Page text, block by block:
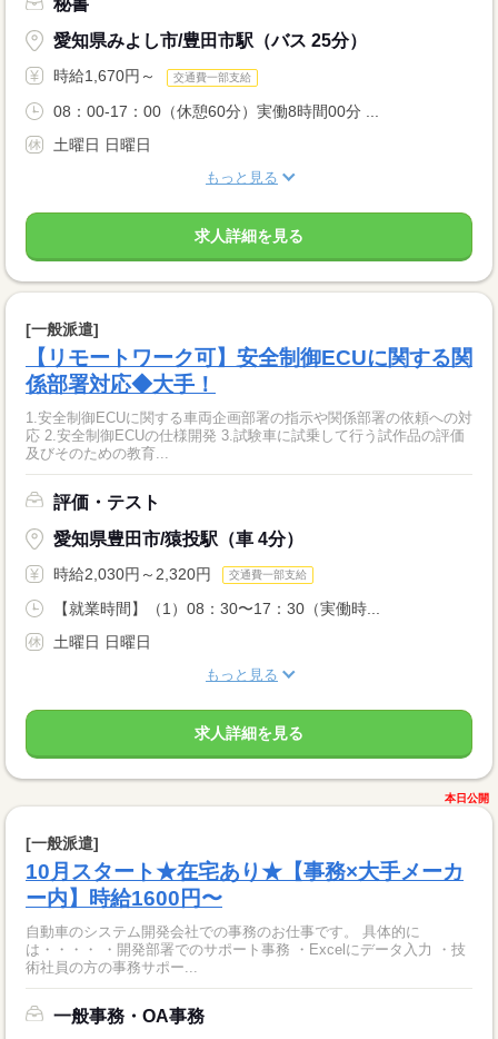
秘書
愛知県みよし市/豊田市駅（バス 25分）
時給1,670円～ 交通費一部支給
08：00-17：00（休憩60分）実働8時間00分 ...
土曜日 日曜日
もっと見る
求人詳細を見る
[一般派遣]
【リモートワーク可】安全制御ECUに関する関
係部署対応◆大手！
1.安全制御ECUに関する車両企画部署の指示や関係部署の依頼への対
応 2.安全制御ECUの仕様開発 3.試験車に試乗して行う試作品の評価
及びそのための教育...
評価・テスト
愛知県豊田市/猿投駅（車 4分）
時給2,030円～2,320円 交通費一部支給
【就業時間】（1）08：30〜17：30（実働時...
土曜日 日曜日
もっと見る
求人詳細を見る
本日公開
[一般派遣]
10月スタート★在宅あり★【事務×大手メーカ
ー内】時給1600円〜
自動車のシステム開発会社での事務のお仕事です。 具体的に
は・・・・ ・開発部署でのサポート事務 ・Excelにデータ入力 ・技
術社員の方の事務サポー...
一般事務・OA事務